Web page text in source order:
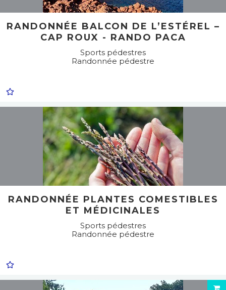
RANDONNÉE BALCON DE L’ESTÉREL –
CAP ROUX - RANDO PACA
Sports pédestres
Randonnée pédestre
RANDONNÉE PLANTES COMESTIBLES
ET MÉDICINALES
Sports pédestres
Randonnée pédestre